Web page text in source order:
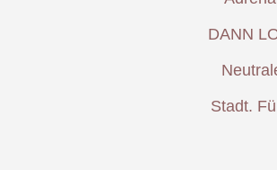
DANN
Stadt.